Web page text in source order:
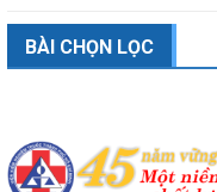
BÀI CHỌN LỌC